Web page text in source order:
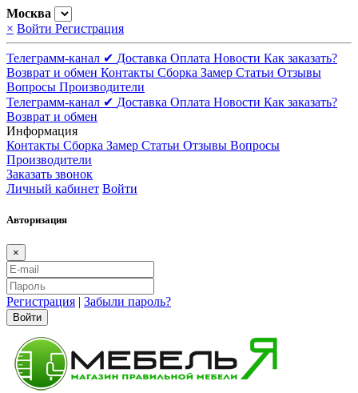
Москва
× Войти Регистрация
Телеграмм-канал ✔ Доставка Оплата Новости Как заказать?
Возврат и обмен Контакты Сборка Замер Статьи Отзывы
Вопросы Производители
Телеграмм-канал ✔ Доставка Оплата Новости Как заказать?
Возврат и обмен
Информация
Контакты Сборка Замер Статьи Отзывы Вопросы
Производители
Заказать звонок
Личный кабинет Войти
Авторизация
×
Регистрация | Забыли пароль?
Войти